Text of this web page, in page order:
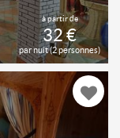
à partir de
32 €
par nuit (2 personnes)